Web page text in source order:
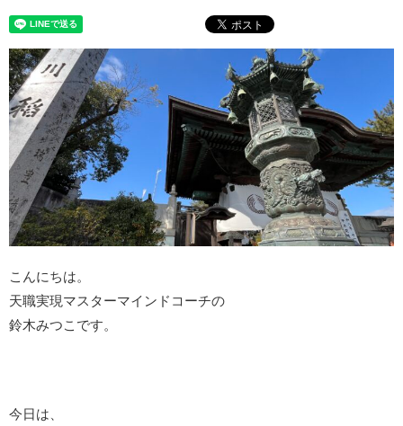
こんにちは。
天職実現マスターマインドコーチの
鈴木みつこです。
今日は、